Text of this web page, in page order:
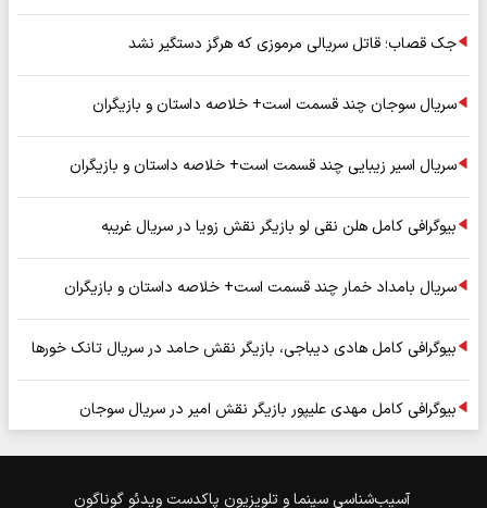
جک قصاب؛ قاتل سریالی مرموزی که هرگز دستگیر نشد
سریال سوجان چند قسمت است+ خلاصه داستان و بازیگران
سریال اسیر زیبایی چند قسمت است+ خلاصه داستان و بازیگران
بیوگرافی کامل هلن نقی لو بازیگر نقش زویا در سریال غریبه
سریال بامداد خمار چند قسمت است+ خلاصه داستان و بازیگران
بیوگرافی کامل هادی دیباجی، بازیگر نقش حامد در سریال تانک خورها
بیوگرافی کامل مهدی علیپور بازیگر نقش امیر در سریال سوجان
آسیب‌شناسی سینما و تلویزیون پاکدست ویدئو گوناگون